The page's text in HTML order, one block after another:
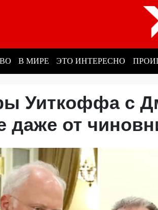
В МИРЕ ЭТО ИНТЕРЕСНО
Уиткоффа с
даже от